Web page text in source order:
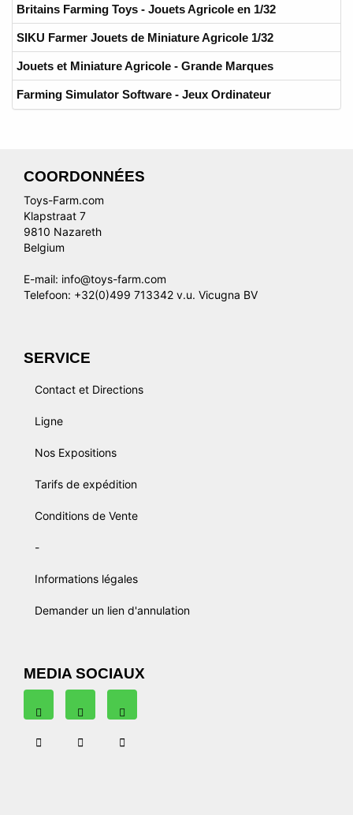
Britains Farming Toys - Jouets Agricole en 1/32
SIKU Farmer Jouets de Miniature Agricole 1/32
Jouets et Miniature Agricole - Grande Marques
Farming Simulator Software - Jeux Ordinateur
COORDONNÉES
Toys-Farm.com
Klapstraat 7
9810 Nazareth
Belgium
E-mail: info@toys-farm.com
Telefoon: +32(0)499 713342 v.u. Vicugna BV
SERVICE
Contact et Directions
Ligne
Nos Expositions
Tarifs de expédition
Conditions de Vente
-
Informations légales
Demander un lien d'annulation
MEDIA SOCIAUX